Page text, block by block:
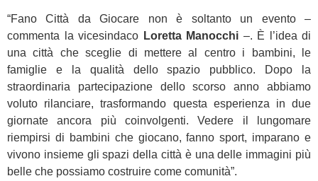
“Fano Città da Giocare non è soltanto un evento –
commenta la vicesindaco Loretta Manocchi –. È l’idea di
una città che sceglie di mettere al centro i bambini, le
famiglie e la qualità dello spazio pubblico. Dopo la
straordinaria partecipazione dello scorso anno abbiamo
voluto rilanciare, trasformando questa esperienza in due
giornate ancora più coinvolgenti. Vedere il lungomare
riempirsi di bambini che giocano, fanno sport, imparano e
vivono insieme gli spazi della città è una delle immagini più
belle che possiamo costruire come comunità”.